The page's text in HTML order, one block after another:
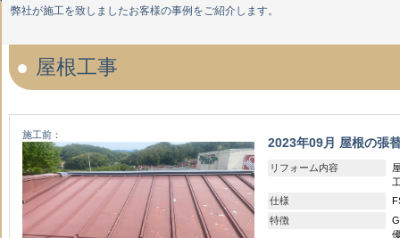
弊社が施工を致しましたお客様の事例をご紹介します。
屋根工事
施工前：
2023年09月 屋根の張
リフォーム内容
仕様
特徴